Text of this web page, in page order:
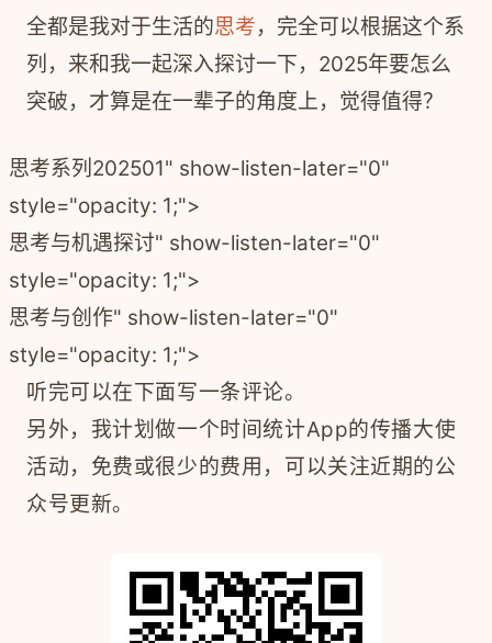
全都是我对于生活的思考，完全可以根据这个系
列，来和我一起深入探讨一下，2025年要怎么
突破，才算是在一辈子的角度上，觉得值得？
思考系列202501" show-listen-later="0"
style="opacity: 1;">
思考与机遇探讨" show-listen-later="0"
style="opacity: 1;">
思考与创作" show-listen-later="0"
style="opacity: 1;">
听完可以在下面写一条评论。
另外，我计划做一个时间统计App的传播大使
活动，免费或很少的费用，可以关注近期的公
众号更新。